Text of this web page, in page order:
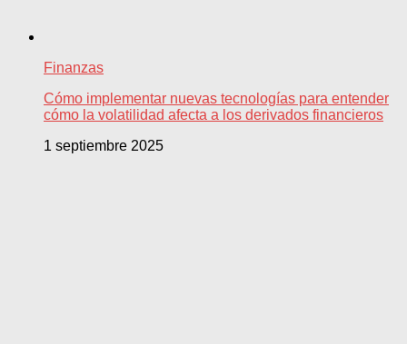
Finanzas
Cómo implementar nuevas tecnologías para entender
cómo la volatilidad afecta a los derivados financieros
1 septiembre 2025